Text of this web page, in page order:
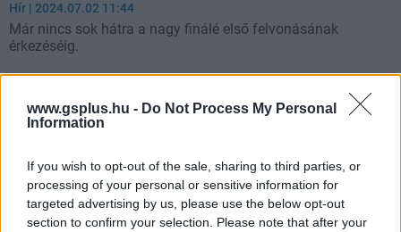
www.gsplus.hu - Do Not Process My Personal
Information
If you wish to opt-out of the sale, sharing to third parties, or
processing of your personal or sensitive information for
targeted advertising by us, please use the below opt-out
section to confirm your selection. Please note that after your
Hír | 2024.07.02 11:44
Már nincs sok hátra a nagy finálé első felvonásának
érkezéséig.